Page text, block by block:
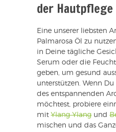
der Hautpflege
Eine unserer liebsten
Palmarosa Öl zu
in Deine tägliche
Serum oder die
geben, um gesund
unterstützen. Wenn
des entspannenden
möchtest, probiere
mit Ylang Ylang und
mischen und das